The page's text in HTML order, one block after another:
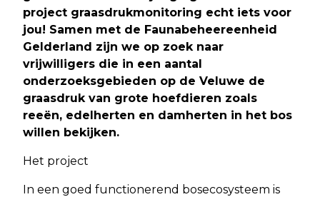
project graasdrukmonitoring echt iets voor
jou! Samen met de Faunabeheereenheid
Gelderland zijn we op zoek naar
vrijwilligers die in een aantal
onderzoeksgebieden op de Veluwe de
graasdruk van grote hoefdieren zoals
reeën, edelherten en damherten in het bos
willen bekijken.
Het project
In een goed functionerend bosecosysteem is